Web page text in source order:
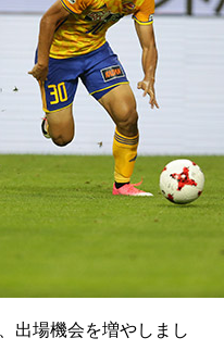
出場機会を増やしまし